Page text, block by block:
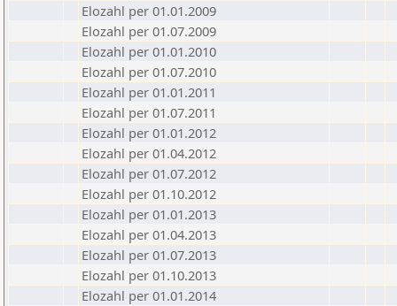
Elozahl per 01.01.2009
Elozahl per 01.07.2009
Elozahl per 01.01.2010
Elozahl per 01.07.2010
Elozahl per 01.01.2011
Elozahl per 01.07.2011
Elozahl per 01.01.2012
Elozahl per 01.04.2012
Elozahl per 01.07.2012
Elozahl per 01.10.2012
Elozahl per 01.01.2013
Elozahl per 01.04.2013
Elozahl per 01.07.2013
Elozahl per 01.10.2013
Elozahl per 01.01.2014